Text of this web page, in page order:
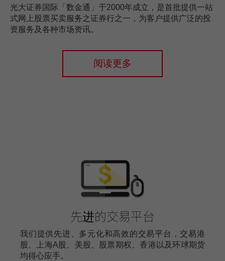
光大证券国际「数金通」于2000年成立，是首批提供一站
式网上股票买卖服务之证券行之一，为客户提供广泛的投
资服务及各种市场资讯。
阅读更多
先进的交易平台
我们提供先进、多元化和高效的交易平台，交易港
股、上海A股、美股、股票期权、香港以及环球期货
均得心应手。